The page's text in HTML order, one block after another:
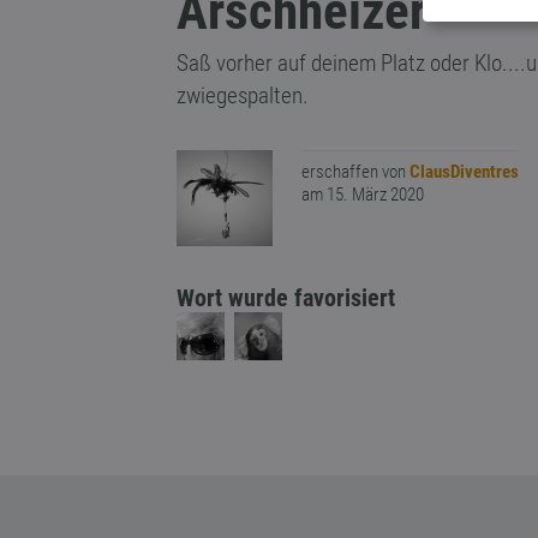
Saß vorher auf deinem Platz oder
zwiegespalten.
erschaffen von ClausDiventres
am 15. März 2020
Wort wurde favorisiert